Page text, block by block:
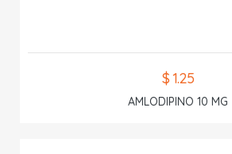
$ 1.25
AMLODIPINO 10 MG